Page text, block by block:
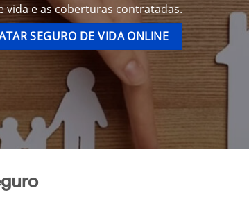
vida e as coberturas contratadas.
SEGURO DE VIDA ONLINE